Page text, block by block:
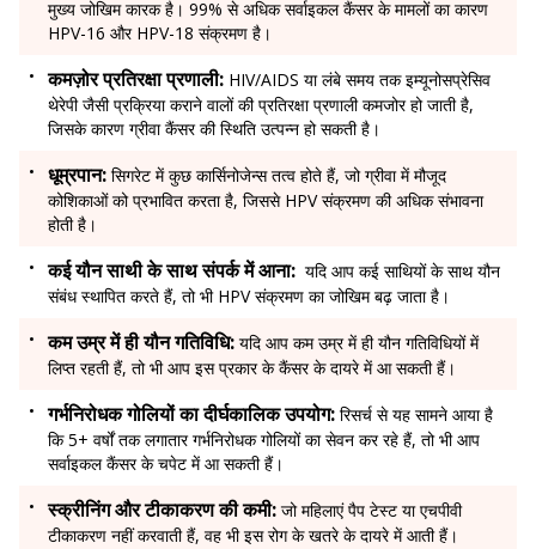
मुख्य जोखिम कारक है। 99% से अधिक सर्वाइकल कैंसर के मामलों का कारण
HPV-16 और HPV-18 संक्रमण है।
कमज़ोर प्रतिरक्षा प्रणाली: HIV/AIDS या लंबे समय तक इम्यूनोसप्रेसिव
थेरेपी जैसी प्रक्रिया कराने वालों की प्रतिरक्षा प्रणाली कमजोर हो जाती है,
जिसके कारण ग्रीवा कैंसर की स्थिति उत्पन्न हो सकती है।
धूम्रपान: सिगरेट में कुछ कार्सिनोजेन्स तत्व होते हैं, जो ग्रीवा में मौजूद
कोशिकाओं को प्रभावित करता है, जिससे HPV संक्रमण की अधिक संभावना
होती है।
कई यौन साथी के साथ संपर्क में आना: यदि आप कई साथियों के साथ यौन
संबंध स्थापित करते हैं, तो भी HPV संक्रमण का जोखिम बढ़ जाता है।
कम उम्र में ही यौन गतिविधि: यदि आप कम उम्र में ही यौन गतिविधियों में
लिप्त रहती हैं, तो भी आप इस प्रकार के कैंसर के दायरे में आ सकती हैं।
गर्भनिरोधक गोलियों का दीर्घकालिक उपयोग: रिसर्च से यह सामने आया है
कि 5+ वर्षों तक लगातार गर्भनिरोधक गोलियों का सेवन कर रहे हैं, तो भी आप
सर्वाइकल कैंसर के चपेट में आ सकती हैं।
स्क्रीनिंग और टीकाकरण की कमी: जो महिलाएं पैप टेस्ट या एचपीवी
टीकाकरण नहीं करवाती हैं, वह भी इस रोग के खतरे के दायरे में आती हैं।